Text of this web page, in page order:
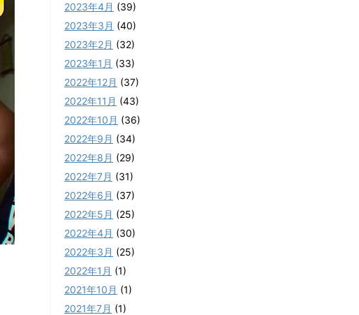
2023年4月 (39)
2023年3月 (40)
2023年2月 (32)
2023年1月 (33)
2022年12月 (37)
2022年11月 (43)
2022年10月 (36)
2022年9月 (34)
2022年8月 (29)
2022年7月 (31)
2022年6月 (37)
2022年5月 (25)
2022年4月 (30)
2022年3月 (25)
2022年1月 (1)
2021年10月 (1)
2021年7月 (1)